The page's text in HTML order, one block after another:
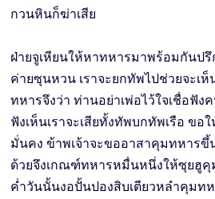
กวนหินก็ฆ่าเสีย
ฝ่ายจูเหียนให้หาทหารมาพร้อมกันป
ค่ายซุนหวน เราจะยกทัพไปช่วยจะเ
ทหารจึงว่า ท่านอย่าเพ่อไว้ใจเชื่อฟั
ฟังเห็นเราจะเสียทั้งทัพบกทัพเรือ ขอ
มั่นคง ข้าพเจ้าจะขออาสาคุมทหารขึ้
ด้วยจึงเกณฑ์ทหารหมื่นหนึ่งให้ซุยฮูคุ
คํ่าวันนั้นงอปั้นปองสิบเตียวหลำคุมท